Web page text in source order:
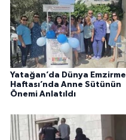
Yatağan’da Dünya Emzirme
Haftası’nda Anne Sütünün
Önemi Anlatıldı